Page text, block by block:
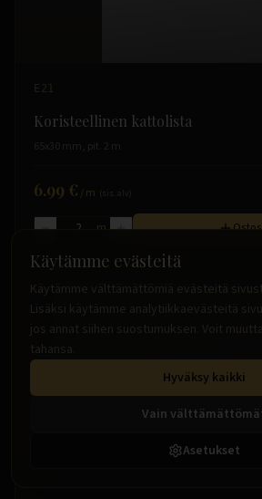
E21
Koristeellinen kattolista
65x30 mm, pit. 2 m
6.99 € /m
m
Käytämme evästeitä
Käytämme välttämättömiä evästeitä
Lisäksi käytämme analytiikkaevästeitä
jos annat siihen suostumuksen. Voit
tahansa.
Hyväksy kaikki
Vain
Asetukset